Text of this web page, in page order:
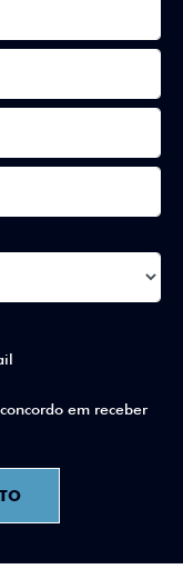
em receber